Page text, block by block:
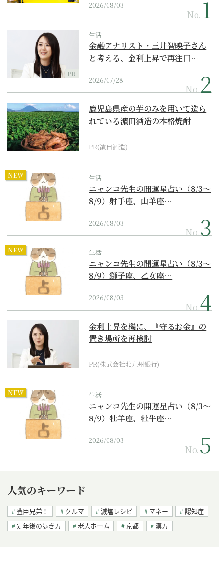
2026/08/03
No.
PR
生活
金融アナリスト・三井智映子さん
と考える、金利上昇で再注目…
2026/07/28
No.
鹿児島県産の芋のみを用いて造ら
れている濵田酒造の本格焼酎
PR(濵田酒造)
NEW 生活
ニャンコ先生の開運星占い（8/3～
8/9）射手座、山羊座…
2026/08/03
No.
NEW 生活
ニャンコ先生の開運星占い（8/3～
8/9）獅子座、乙女座…
2026/08/03
No.
金利上昇を機に、『守るお金』の
置き場所を再検討
PR(株式会社北九州銀行)
NEW 生活
ニャンコ先生の開運星占い（8/3～
8/9）牡羊座、牡牛座…
2026/08/03
No.
人気のキーワード
豊臣兄弟！ クルマ 減塩レシピ マネー
認知症
定年後の歩き方
老人ホーム 京都 漢方